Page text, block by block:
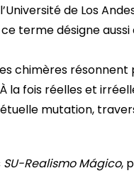
de Los
terme désigne
chimères
la fois réelles et
mutation,
SU-Realismo Mágico,